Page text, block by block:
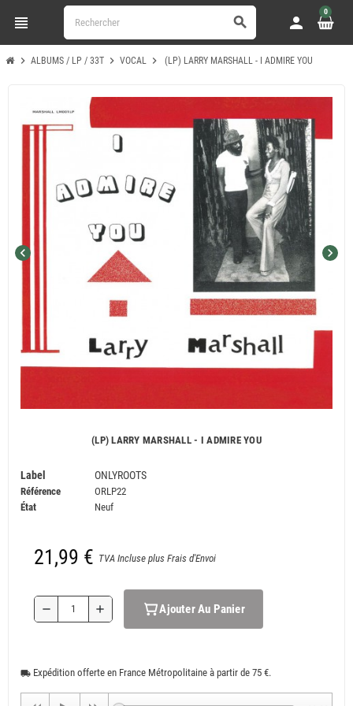
view_headline search person
0
chevron_right ALBUMS / LP / 33T chevron_right VOCAL chevron_right (LP) LARRY MARSHALL - I ADMIRE YOU
chevron_left chevron_right
(LP) LARRY MARSHALL - I ADMIRE YOU
Label ONLYROOTS
Référence
ORLP22
État
Neuf
21,99 € TVA Incluse plus Frais d'Envoi
remove add Ajouter Au Panier
local_shipping Expédition offerte en France Métropolitaine à partir de 75 €.